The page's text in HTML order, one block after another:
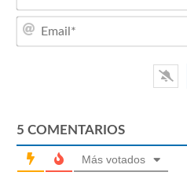
5 COMENTARIOS
Más votados